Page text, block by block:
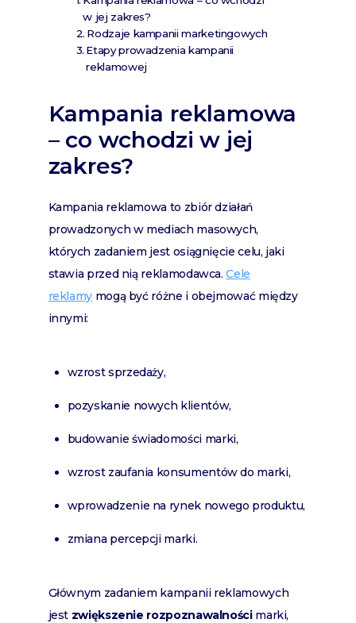
w jej zakres?
Rodzaje kampanii marketingowych
Etapy prowadzenia kampanii
reklamowej
Kampania reklamowa
– co wchodzi w jej
zakres?
Kampania reklamowa to zbiór działań
prowadzonych w mediach masowych,
których zadaniem jest osiągnięcie celu, jaki
stawia przed nią reklamodawca.Cele
reklamymogą być różne i obejmować między
innymi:
wzrost sprzedaży,
pozyskanie nowych klientów,
budowanie świadomości marki,
wzrost zaufania konsumentów do marki,
wprowadzenie na rynek nowego produktu,
zmiana percepcji marki.
Głównym zadaniem kampanii reklamowych
jest zwiększenie rozpoznawalności marki,